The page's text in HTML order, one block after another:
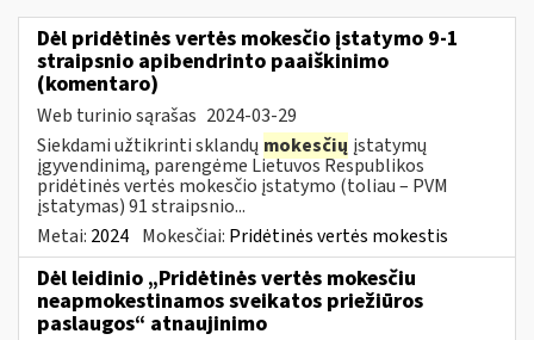
Dėl pridėtinės vertės mokesčio įstatymo 9-1
straipsnio apibendrinto paaiškinimo
(komentaro)
Web turinio sąrašas 2024-03-29
Siekdami užtikrinti sklandų mokesčių įstatymų
įgyvendinimą, parengėme Lietuvos Respublikos
pridėtinės vertės mokesčio įstatymo (toliau – PVM
įstatymas) 91 straipsnio...
Metai: 2024 Mokesčiai: Pridėtinės vertės mokestis
Dėl leidinio „Pridėtinės vertės mokesčiu
neapmokestinamos sveikatos priežiūros
paslaugos“ atnaujinimo